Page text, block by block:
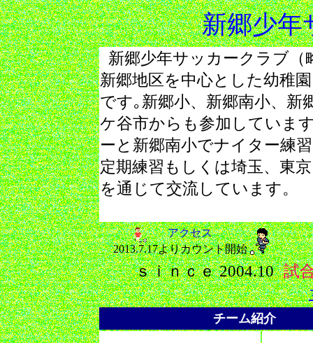
新郷少年
新郷少年サッカークラブ（
新郷地区を中心とした幼稚
です｡新郷小、新郷南小、新
ケ谷市からも参加していま
ーと新郷南小でナイター練
定期練習もしくは埼玉、東
を通じて交流しています。
2013.7.17よりカウント開始
ｓｉｎｃｅ 2004.10 試
チーム紹介